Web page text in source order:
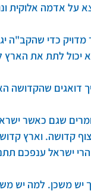
על אדמה אלוקית
לתת את הארץ
דואגים שהקדושה
שגם כאשר
קדושה. וארץ
ישראל ענפכם
משכן. למה יש